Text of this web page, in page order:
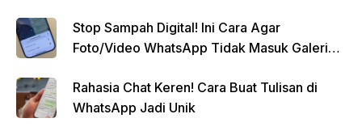
Stop Sampah Digital! Ini Cara Agar
Foto/Video WhatsApp Tidak Masuk Galeri
Rahasia Chat Keren! Cara Buat Tulisan di
WhatsApp Jadi Unik